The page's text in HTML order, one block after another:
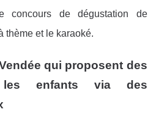
concours de dégustation de
thème et le karaoké.
qui proposent des
les enfants via des